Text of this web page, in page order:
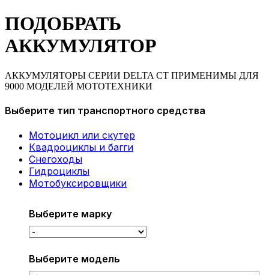
ПОДОБРАТЬ
АККУМУЛЯТОР
АККУМУЛЯТОРЫ СЕРИИ DELTA CT ПРИМЕНИМЫ ДЛЯ
9000 МОДЕЛЕЙ МОТОТЕХНИКИ
Выберите тип транспортного средства
Мотоцикл или скутер
Квадроциклы и багги
Снегоходы
Гидроциклы
Мотобуксировщики
Выберите марку
Выберите модель